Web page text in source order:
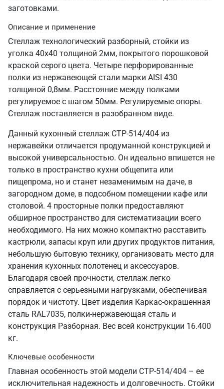
заготовками.
Описание и применение
Стеллаж технологический разборный, стойки из
уголка 40х40 толщиной 2мм, покрытого порошковой
краской серого цвета. Четыре перфорированные
полки из нержавеющей стали марки AISI 430
толщиной 0,8мм. Расстояние между полками
регулируемое с шагом 50мм. Регулируемые опоры.
Стеллаж поставляется в разобранном виде.
Данный кухонный стеллаж СТР-514/404 из
нержавейки отличается продуманной конструкцией и
высокой универсальностью. Он идеально впишется не
только в пространство кухни общепита или
пищепрома, но и станет незаменимым на даче, в
загородном доме, в подсобном помещении кафе или
столовой. 4 просторные полки предоставляют
обширное пространство для систематизации всего
необходимого. На них можно компактно расставить
кастрюли, запасы круп или других продуктов питания,
небольшую бытовую технику, организовать место для
хранения кухонных полотенец и аксессуаров.
Благодаря своей прочности, стеллаж легко
справляется с серьезными нагрузками, обеспечивая
порядок и чистоту. Цвет изделия Каркас-окрашенная
сталь RAL7035, полки-нержавеющая сталь и
конструкция Разборная. Вес всей конструкции 16.400
кг.
Ключевые особенности
Главная особенность этой модели СТР-514/404 – ее
исключительная надежность и долговечность. Стойки